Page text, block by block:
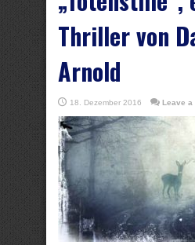
Thriller von
Arnold
18. Dezember 2016 Leave a